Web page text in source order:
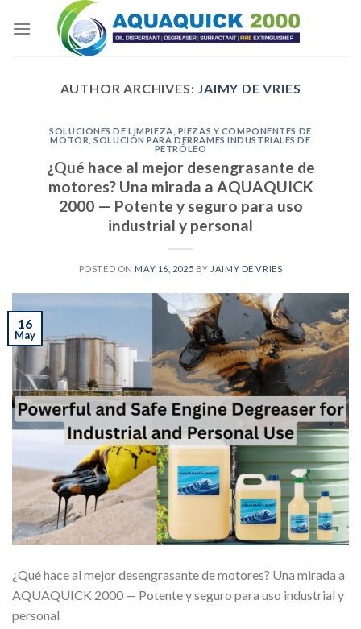
AUTHOR ARCHIVES: JAIMY DE VRIES
SOLUCIONES DE LIMPIEZA PIEZAS Y COMPONENTES DE
MOTOR ,SOLUCIÓN PARA DERRAMES INDUSTRIALES DE
PETRÓLEO
¿Qué hace al mejor desengrasante de
motores? Una mirada a AQUAQUICK
2000 — Potente y seguro para uso
industrial y personal
POSTED ON MAY 16, 2025 BY JAIMY DE VRIES
16
May
¿Qué hace al mejor desengrasante de motores? Una mirada a
AQUAQUICK 2000 — Potente y seguro para uso industrial y
personal